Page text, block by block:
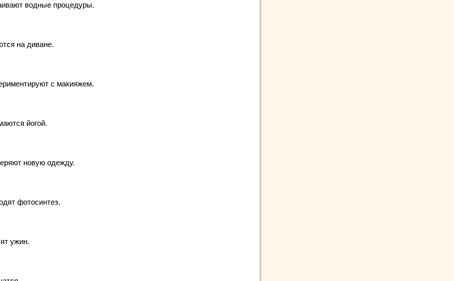
водные процедуры.
на диване.
с макияжем.
йогой.
новую одежду.
фотосинтез.
ужин.